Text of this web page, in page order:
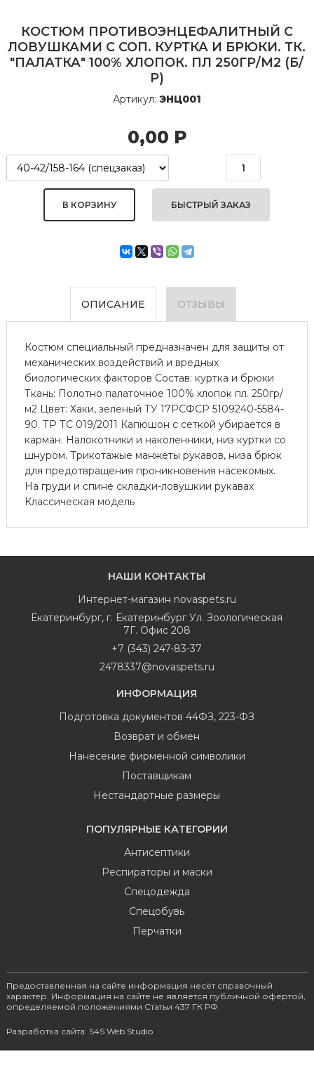
КОСТЮМ ПРОТИВОЭНЦЕФАЛИТНЫЙ С
ЛОВУШКАМИ С СОП. КУРТКА И БРЮКИ. ТК.
"ПАЛАТКА" 100% ХЛОПОК. ПЛ 250ГР/М2 (Б/
Р)
Артикул: ЭНЦ001
0,00 Р
БЫСТРЫЙ ЗАКАЗ
ОПИСАНИЕ ОТЗЫВЫ
Костюм специальный предназначен для защиты от
механических воздействий и вредных
биологических факторов Состав: куртка и брюки
Ткань: Полотно палаточное 100% хлопок пл. 250гр/
м2 Цвет: Хаки, зеленый ТУ 17РСФСР 5109240-5584-
90. ТР ТС 019/2011 Капюшон с сеткой убирается в
карман. Налокотники и наколенники, низ куртки со
шнуром. Трикотажые манжеты рукавов, низа брюк
для предотвращения проникновения насекомых.
На груди и спине складки-ловушкии рукавах
Классическая модель
НАШИ КОНТАКТЫ
Интернет-магазин novaspets.ru
Екатеринбург, г. Екатеринбург Ул. Зоологическая
7Г. Офис 208
+7 (343) 247-83-37
2478337@novaspets.ru
ИНФОРМАЦИЯ
Подготовка документов 44ФЗ, 223-ФЗ
Возврат и обмен
Нанесение фирменной символики
Поставщикам
Нестандартные размеры
ПОПУЛЯРНЫЕ КАТЕГОРИИ
Антисептики
Респираторы и маски
Спецодежда
Спецобувь
Перчатки
Предоставленная на сайте информация несёт справочный
характер. Информация на сайте не является публичной офертой,
определяемой положениями Статьи 437 ГК РФ.
Разработка сайта: S4S Web Studio